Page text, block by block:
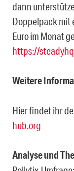
dann
Doppelpack mit
Euro im Monat
https://
Weitere
Hier findet ihr
hub.org
Analyse und